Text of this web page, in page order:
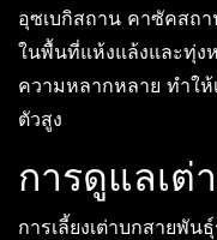
อุซเบกิสถาน คาซัคสถ
ในพื้นที่แห้งแล้งและทุ่
ความหลากหลาย ทำใ
ตัวสูง
การดูแลเต่
การเลี้ยงเต่าบกสายพั